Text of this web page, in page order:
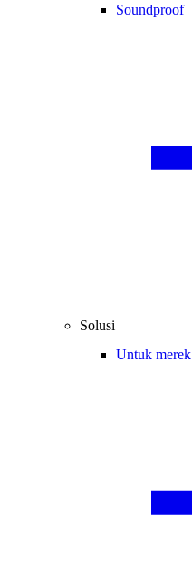
Soundproof
Solusi
Untuk merek